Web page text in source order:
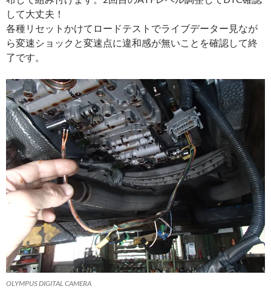
して大丈夫！
各種リセットかけてロードテストでライブデーター見なが
ら変速ショックと変速点に違和感が無いことを確認して終
了です。
OLYMPUS DIGITAL CAMERA